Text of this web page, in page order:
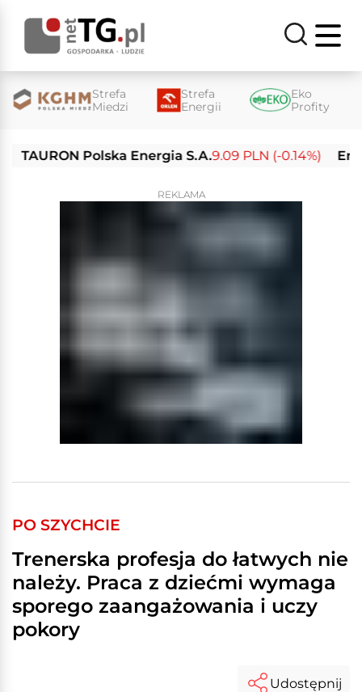
Strefa
Miedzi
Strefa
Energii
Eko
Profity
Polska Energia S.A.9.09 PLN (-0.14%) Enea S.A.
REKLAMA
PO SZYCHCIE
Trenerska profesja do łatwych nie
należy. Praca z dziećmi wymaga
sporego zaangażowania i uczy
pokory
Udostępnij